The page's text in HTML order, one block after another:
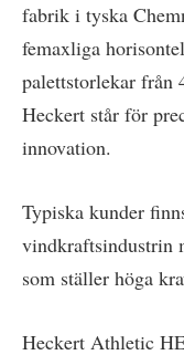
fabrik i tyska
femaxliga
palettstorlekar från
Heckert står för
innovation.
Typiska kunder
vindkraftsindustrin
som ställer höga
Heckert Athletic